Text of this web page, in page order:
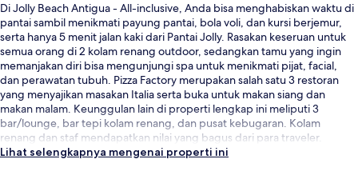
Di Jolly Beach Antigua - All-inclusive, Anda bisa menghabiskan waktu di
pantai sambil menikmati payung pantai, bola voli, dan kursi berjemur,
serta hanya 5 menit jalan kaki dari Pantai Jolly. Rasakan keseruan untuk
semua orang di 2 kolam renang outdoor, sedangkan tamu yang ingin
memanjakan diri bisa mengunjungi spa untuk menikmati pijat, facial,
dan perawatan tubuh. Pizza Factory merupakan salah satu 3 restoran
yang menyajikan masakan Italia serta buka untuk makan siang dan
makan malam. Keunggulan lain di properti lengkap ini meliputi 3
bar/lounge, bar tepi kolam renang, dan pusat kebugaran. Kolam
renang dan staf mendapatkan nilai yang bagus dari para traveler.
Lihat selengkapnya mengenai properti ini